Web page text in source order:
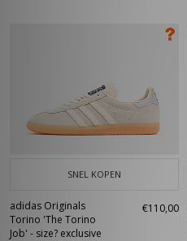
SNEL KOPEN
adidas Originals
Torino 'The Torino
Job' - size? exclusive
€110,00